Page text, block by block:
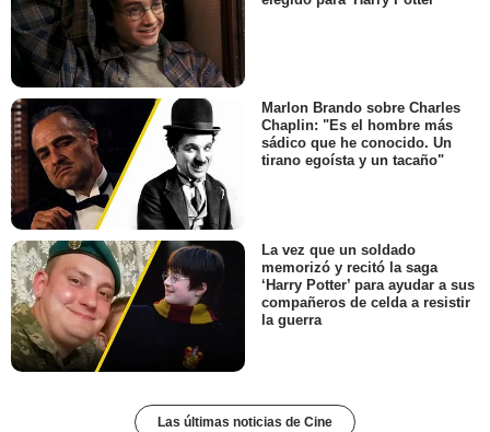
Marlon Brando sobre Charles
Chaplin: "Es el hombre más
sádico que he conocido. Un
tirano egoísta y un tacaño"
La vez que un soldado
memorizó y recitó la saga
‘Harry Potter’ para ayudar a sus
compañeros de celda a resistir
la guerra
Las últimas noticias de Cine